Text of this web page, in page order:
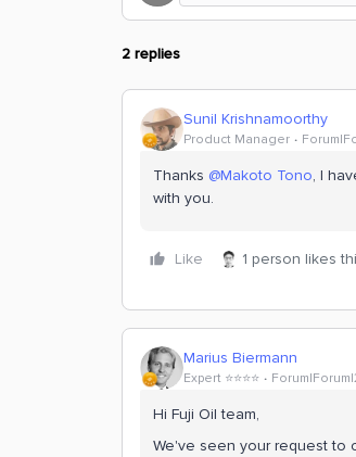
2 replies
Sunil Krishnamoorthy
Product Manager
Thanks ​ @Makoto Tono, I
with you.
Like 1 person likes
Marius Biermann
Expert ⭐️⭐️⭐️⭐️
Hi Fuji Oil team,
We've seen your request to